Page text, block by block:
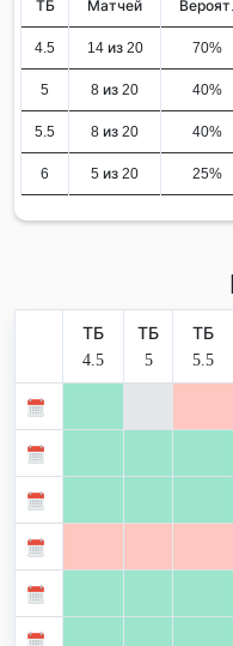
ТБ Матчей Вероят.
4.5 14 из 20 70%
5 8 из 20 40%
5.5 8 из 20 40%
6 5 из 20 25%
ТБ
4.5
ТБ
5
ТБ
5.5